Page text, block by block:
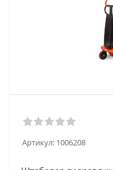
Артикул: 1006208